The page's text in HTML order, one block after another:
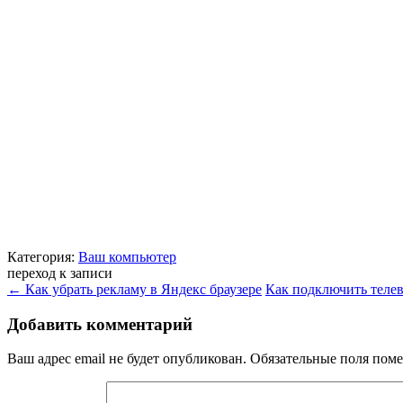
Категория: Ваш компьютер
переход к записи
← Как убрать рекламу в Яндекс браузере Как подключить
Добавить комментарий
Ваш адрес email не будет опубликован. Обязательные поля